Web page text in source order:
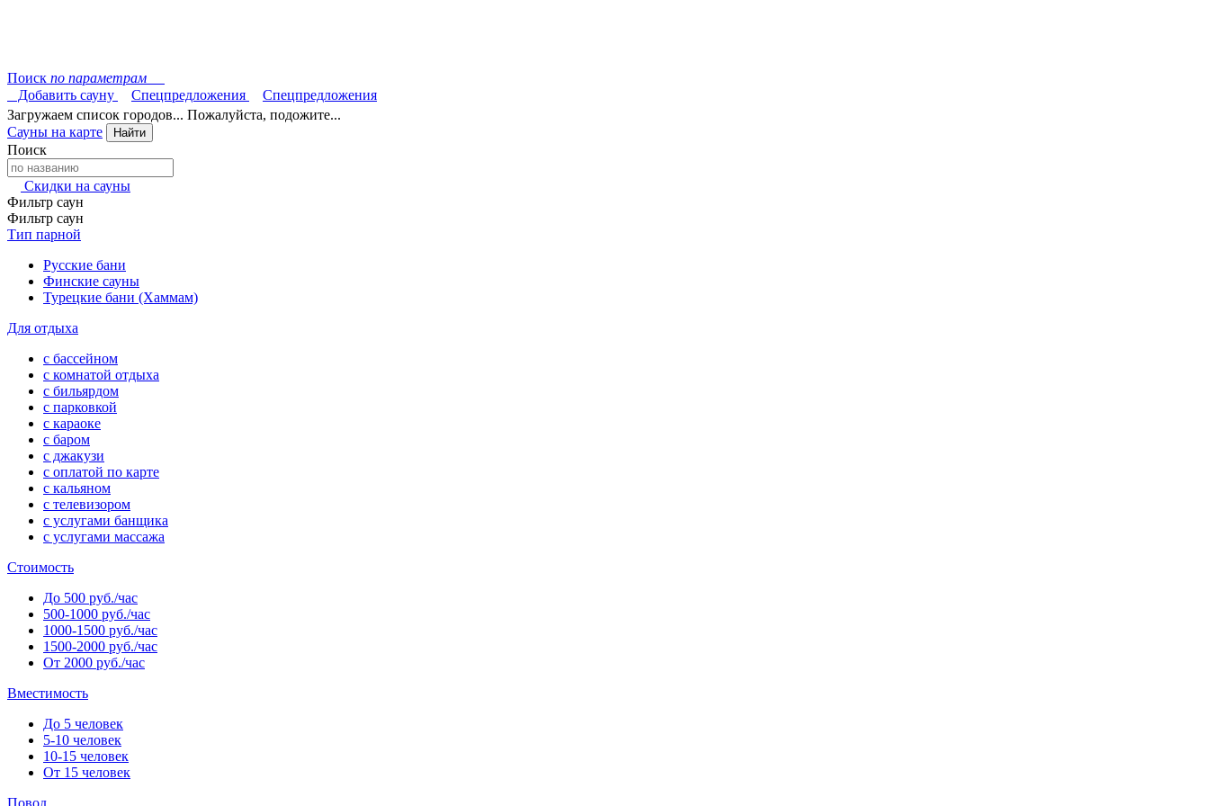
Поиск по параметрам
Добавить сауну
Спецпредложения
Спецпредложения
Загружаем список городов... Пожалуйста, подожите...
Сауны на карте
Найти
Поиск
Скидки на сауны
Фильтр саун
Фильтр саун
Тип парной
Русские бани
Финские сауны
Турецкие бани (Хаммам)
Для отдыха
с бассейном
с комнатой отдыха
с бильярдом
с парковкой
с караоке
с баром
с джакузи
с оплатой по карте
с кальяном
с телевизором
с услугами банщика
с услугами массажа
Стоимость
До 500 руб./час
500-1000 руб./час
1000-1500 руб./час
1500-2000 руб./час
От 2000 руб./час
Вместимость
До 5 человек
5-10 человек
10-15 человек
От 15 человек
Повод